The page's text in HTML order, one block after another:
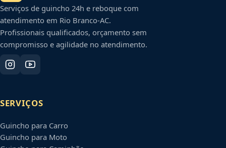
Serviços de guincho 24h e reboque com
atendimento em Rio Branco-AC.
Profissionais qualificados, orçamento sem
compromisso e agilidade no atendimento.
SERVIÇOS
Guincho para Carro
Guincho para Moto